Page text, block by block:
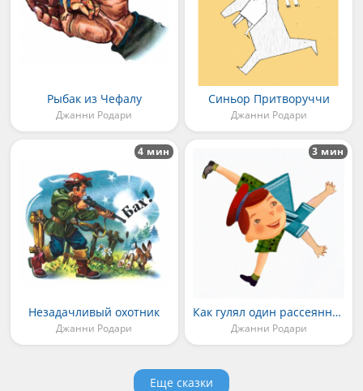
Рыбак из Чефалу
Джанни Родари
Синьор Притворуччи
Джанни Родари
Незадачливый охотник
Джанни Родари
4 мин
Как гулял один рассеянный
Джанни Родари
3 мин
Еще сказки